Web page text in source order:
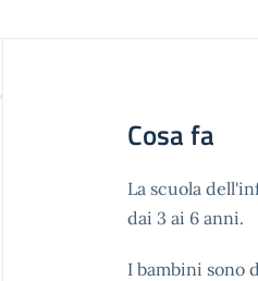
Cosa fa
La scuola
dai 3 ai 6 anni.
I bambini sono